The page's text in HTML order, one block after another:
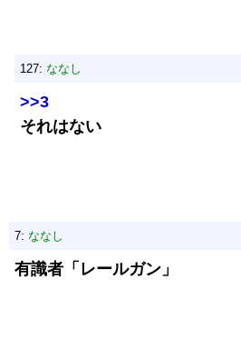
127: ななし
>>3
それはない
7: ななし
有識者「レールガン」